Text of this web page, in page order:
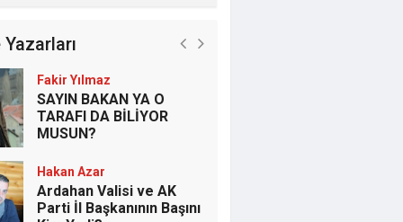
Fakir Yılmaz
SAYIN BAKAN YA O
TARAFI DA BİLİYOR
MUSUN?
Hakan Azar
Ardahan Valisi ve AK
Parti İl Başkanının Başını